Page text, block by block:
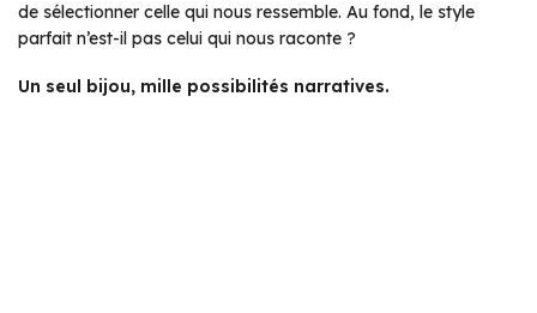
de sélectionner celle qui nous ressemble. Au fond, le style
parfait n’est-il pas celui qui nous raconte ?
Un seul bijou, mille possibilités narratives.